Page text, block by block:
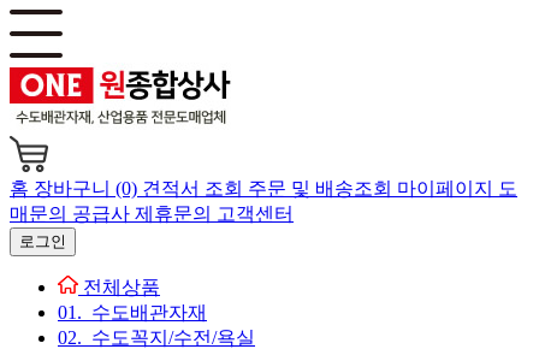
홈 장바구니 (0) 견적서 조회 주문 및 배송조회 마이페이지
도
매문의 공급사 제휴문의 고객센터
로그인
전체상품
01. 수도배관자재
02. 수도꼭지/수전/욕실